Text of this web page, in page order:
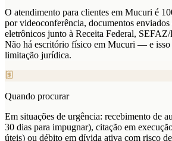
O atendimento para clientes em Mucuri é
por videoconferência, documentos
eletrônicos junto à Receita Federal,
Não há escritório físico em Mucuri — e isso
limitação jurídica.
Quando procurar
Em situações de urgência: recebimento de
30 dias para impugnar), citação em
úteis) ou débito em dívida ativa com risco